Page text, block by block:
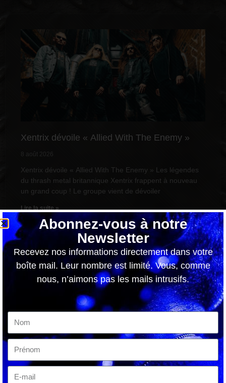
Xentrix dévoile « Allied With The Enemy »
8 août 2026
Xentrix dévoile « Allied With The Enemy » Les légendes
du thrash metal britannique Xentrix frappent à nouveau
un grand coup ! Le groupe vient de dévoiler
Lire la suite »
Abonnez-vous à notre
Newsletter
Recevez nos informations directement dans votre
boîte mail. Leur nombre est limité. Vous, comme
nous, n’aimons pas les mails intrusifs.